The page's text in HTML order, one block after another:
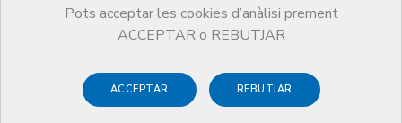
Pots acceptar les cookies d’anàlisi prement
ACCEPTAR o REBUTJAR
ACCEPTAR REBUTJAR
Responsabilitat mèdica i
Seguretat Clínica